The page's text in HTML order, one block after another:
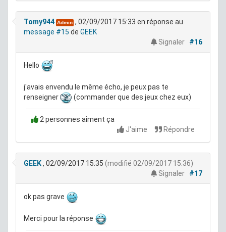
Tomy944 Admin , 02/09/2017 15:33 en réponse au
message #15 de GEEK
Signaler
#16
Hello
j'avais envendu le même écho, je peux pas te
renseigner
(commander que des jeux chez eux)
2 personnes aiment ça
J'aime
Répondre
GEEK, 02/09/2017 15:35 (modifié 02/09/2017 15:36)
Signaler
#17
ok pas grave
Merci pour la réponse